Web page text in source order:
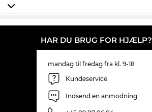
HAR DU BRUG FOR HJÆLP?
mandag til fredag fra kl. 9-18
Kundeservice
Indsend en anmodning